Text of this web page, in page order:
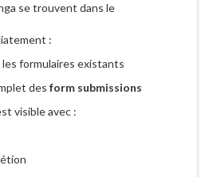
se trouvent dans le
:
formulaires existants
des form submissions
visible avec :